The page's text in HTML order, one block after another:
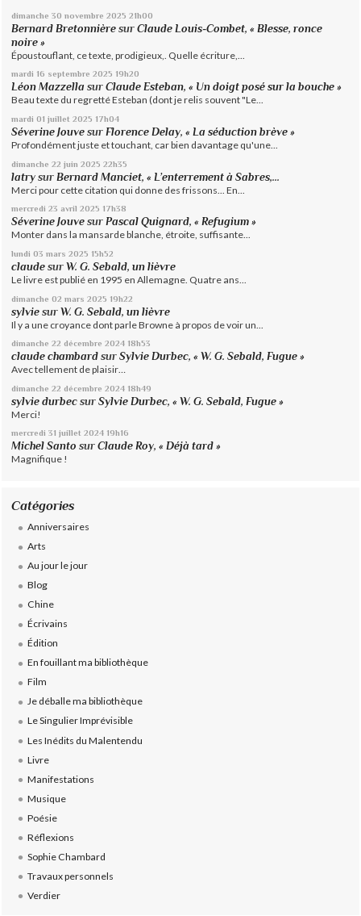
dimanche 30 novembre 2025 21h00
Bernard Bretonnière surClaude Louis-Combet, « Blesse, ronce
noire »
Époustouflant, ce texte, prodigieux,. Quelle écriture,...
mardi 16 septembre 2025 19h20
Léon Mazzella surClaude Esteban, « Un doigt posé sur la bouche »
Beau texte du regretté Esteban (dont je relis souvent "Le...
mardi 01 juillet 2025 17h04
Séverine Jouve surFlorence Delay, « La séduction brève »
Profondément juste et touchant, car bien davantage qu'une...
dimanche 22 juin 2025 22h35
latry surBernard Manciet, « L’enterrement à Sabres,...
Merci pour cette citation qui donne des frissons... En...
mercredi 23 avril 2025 17h38
Séverine Jouve surPascal Quignard, « Refugium »
Monter dans la mansarde blanche, étroite, suffisante...
lundi 03 mars 2025 15h52
claude surW. G. Sebald, un lièvre
Le livre est publié en 1995 en Allemagne. Quatre ans...
dimanche 02 mars 2025 19h22
sylvie surW. G. Sebald, un lièvre
Il y a une croyance dont parle Browne à propos de voir un...
dimanche 22 décembre 2024 18h53
claude chambard surSylvie Durbec, « W. G. Sebald, Fugue »
Avec tellement de plaisir…
dimanche 22 décembre 2024 18h49
sylvie durbec surSylvie Durbec, « W. G. Sebald, Fugue »
Merci!
mercredi 31 juillet 2024 19h16
Michel Santo surClaude Roy, « Déjà tard »
Magnifique !
Catégories
Anniversaires
Arts
Au jour le jour
Blog
Chine
Écrivains
Édition
En fouillant ma bibliothèque
Film
Je déballe ma bibliothèque
Le Singulier Imprévisible
Les Inédits du Malentendu
Livre
Manifestations
Musique
Poésie
Réflexions
Sophie Chambard
Travaux personnels
Verdier